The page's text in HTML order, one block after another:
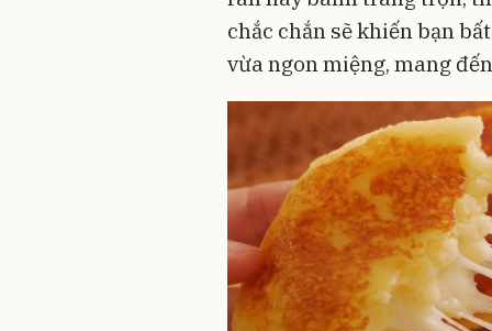
chắc chắn sẽ khiến bạn
vừa ngon miệng, mang